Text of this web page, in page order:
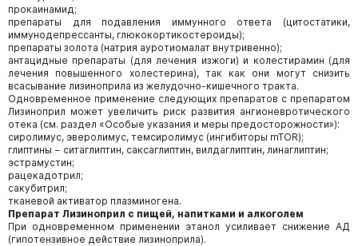
прокаинамид;
препараты для подавления иммунного ответа (цитостатики,
иммунодепрессанты, глюкокортикостероиды);
препараты золота (натрия ауротиомалат внутривенно);
антацидные препараты (для лечения изжоги) и колестирамин (для
лечения повышенного холестерина), так как они могут снизить
всасывание лизиноприла из желудочно-кишечного тракта.
Одновременное применение следующих препаратов с препаратом
Лизиноприл может увеличить риск развития ангионевротического
отека (см. раздел «Особые указания и меры предосторожности»):
сиролимус, эверолимус, темсиролимус (ингибиторы mTOR);
глиптины − ситаглиптин, саксаглиптин, вилдаглиптин, линаглиптин;
эстрамустин;
рацекадотрил;
сакубитрил;
тканевой активатор плазминогена.
Препарат Лизиноприл с пищей, напитками и алкоголем
При одновременном применении этанол усиливает снижение АД
(гипотензивное действие лизиноприла).